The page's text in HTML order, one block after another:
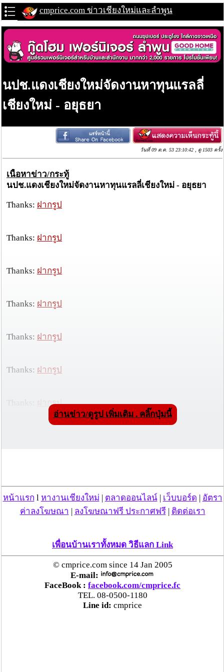
cmprice.com ข่าวเชียงใหม่และลำพูน
นปช.แดงเชียงใหม่จัดงานหาทุนแรลลี่
เชียงใหม่ - อยุธยา
วันที่ 09 ต.ค. 53 23:10:42 , ดู 1503 ครั้ง
เนื้อหาข่าว/กระทู้
นปช.แดงเชียงใหม่จัดงานหาทุนแรลลี่เชียงใหม่ - อยุธยา
Thanks: ฝากรูป
Thanks: ฝากรูป
Thanks: ฝากรูป
Thanks: ฝากรูป
Thanks: ฝากรูป
Thanks: ฝากรูป
ฝากรูป
เพิ่มเติมครับ
อ่านข่าว/ดูรูป เพิ่มเติม . คลิ๊กปุ่มนี้
หน้าแรก l หางานเชียงใหม่ ตลาดออนไลน์| เว็บบอร์ด
อัตรา
ค่าลงโฆษณา
ลงโฆษณาฟรี ประกาศฟรี| ติดต่อเรา
เพื่อนบ้านเราทั้งหมด วิธีแลก Link
© cmprice.com since 14 Jan 2005
E-mail:
FaceBook : facebook.com/cmprice.fc
TEL. 08-0500-1180
Line id: cmprice